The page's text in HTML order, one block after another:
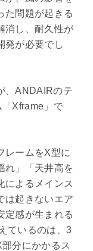
た問題が起きる
消し、耐久性が
発が必要でし
、ANDAIRのテ
Xframe」で
レームをX型に
れ」「天井高を
によるメインス
は起きないエア
定感が生まれる
ているのは、3
分にかかるス